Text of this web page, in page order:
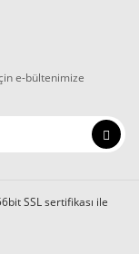
e-bültenimize
SSL sertifikası ile